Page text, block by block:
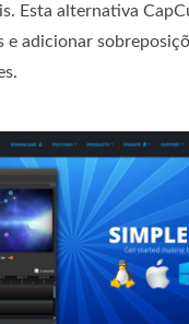
Esta alternativa
e adicionar